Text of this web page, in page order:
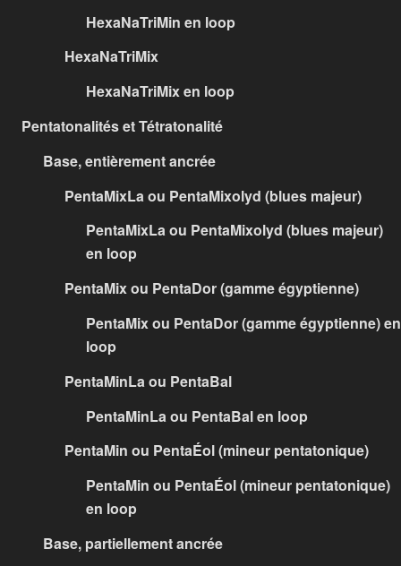
HexaNaTriMin en loop
HexaNaTriMix
HexaNaTriMix en loop
Pentatonalités et Tétratonalité
Base, entièrement ancrée
PentaMixLa ou PentaMixolyd (blues majeur)
PentaMixLa ou PentaMixolyd (blues majeur)
en loop
PentaMix ou PentaDor (gamme égyptienne)
PentaMix ou PentaDor (gamme égyptienne) en
loop
PentaMinLa ou PentaBal
PentaMinLa ou PentaBal en loop
PentaMin ou PentaÉol (mineur pentatonique)
PentaMin ou PentaÉol (mineur pentatonique)
en loop
Base, partiellement ancrée